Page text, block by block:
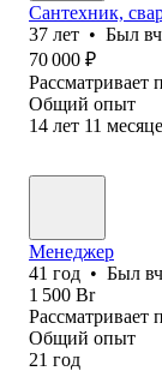
Сантехник,
37 лет • Был
70 000 ₽
Рассматривает
Общий опыт
14 лет 11
Менеджер
41 год • Был
1 500 Br
Рассматривает
Общий опыт
21 год